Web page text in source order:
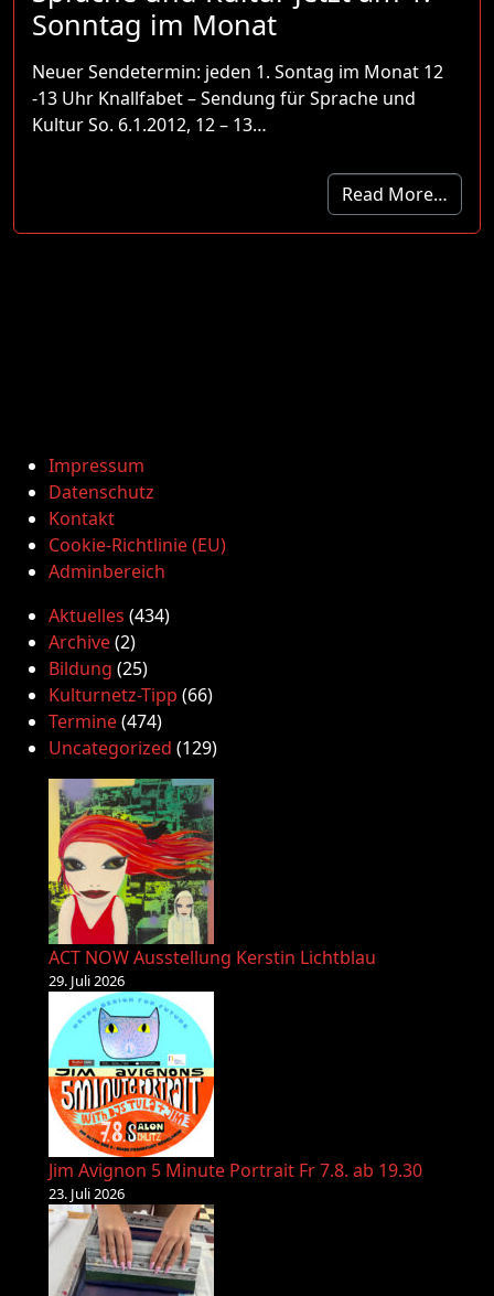
Sonntag im Monat
Neuer Sendetermin: jeden 1. Sontag im Monat 12
-13 Uhr Knallfabet – Sendung für Sprache und
Kultur So. 6.1.2012, 12 – 13…
Read More…
Impressum
Datenschutz
Kontakt
Cookie-Richtlinie (EU)
Adminbereich
Aktuelles (434)
Archive(2)
Bildung (25)
Kulturnetz-Tipp (66)
Termine(474)
Uncategorized (129)
ACT NOW Ausstellung Kerstin Lichtblau
29. Juli 2026
Jim Avignon 5 Minute Portrait Fr 7.8. ab 19.30
23. Juli 2026